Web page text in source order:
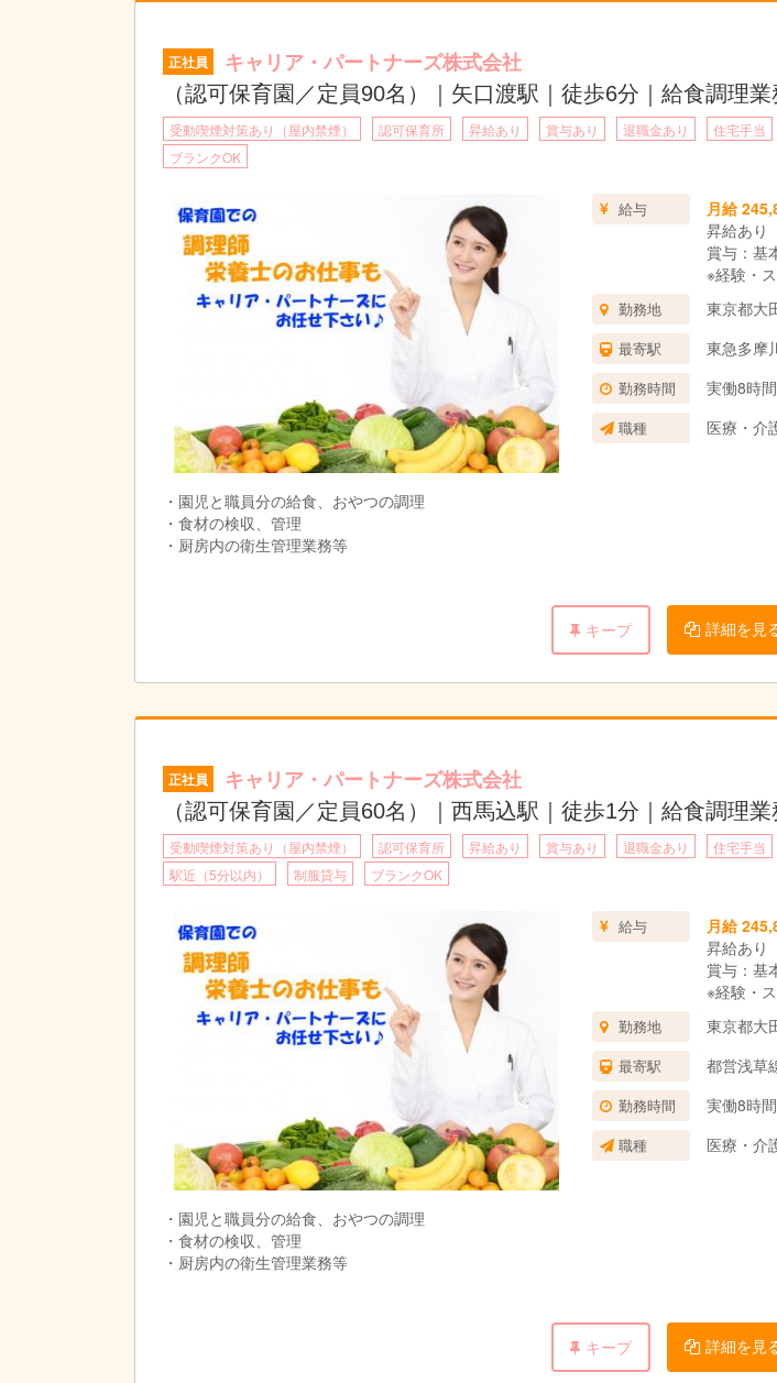
正社員 キャリア・パートナーズ株式会社
（認可保育園／定員90名）｜矢口渡駅｜徒歩6分｜給食調理
受動喫煙対策あり（屋内禁煙） 認可保育所 昇給あり 賞与あり 退職金あり 住宅手当
ブランクOK
給与
月給
昇給あり
賞与：基
※経験・
勤務地 東京都大
最寄駅 東急多摩
勤務時間 実働8時
職種 医療・介
・園児と職員分の給食、おやつの調理
・食材の検収、管理
・厨房内の衛生管理業務等
キープ 詳細を見
正社員 キャリア・パートナーズ株式会社
（認可保育園／定員60名）｜西馬込駅｜徒歩1分｜給食調理
受動喫煙対策あり（屋内禁煙） 認可保育所 昇給あり 賞与あり 退職金あり 住宅手当
駅近（5分以内）
制服貸与 ブランクOK
給与
月給
昇給あり
賞与：基
※経験・
勤務地 東京都大
最寄駅 都営浅草
勤務時間 実働8時
職種 医療・介
・園児と職員分の給食、おやつの調理
・食材の検収、管理
・厨房内の衛生管理業務等
キープ 詳細を見